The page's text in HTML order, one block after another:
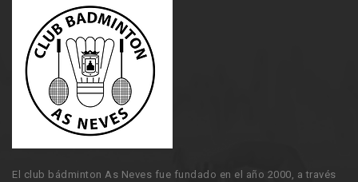
El club bádminton As Neves fue fundado en el año 2000, a través